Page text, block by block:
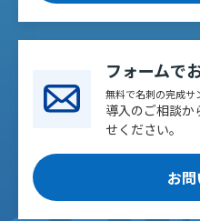
フォームで
無料で名刺の完成サ
導入のご相談か
せください。
お